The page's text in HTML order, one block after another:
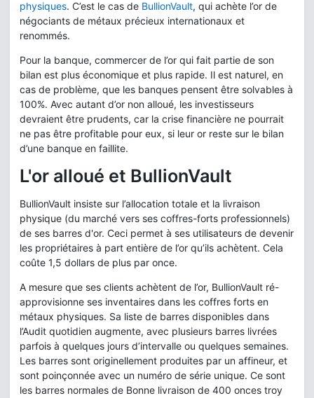
physiques. C’est le cas de BullionVault, qui achète l’or de
négociants de métaux précieux internationaux et
renommés.
Pour la banque, commercer de l’or qui fait partie de son
bilan est plus économique et plus rapide. Il est naturel, en
cas de problème, que les banques pensent être solvables à
100%. Avec autant d’or non alloué, les investisseurs
devraient être prudents, car la crise financière ne pourrait
ne pas être profitable pour eux, si leur or reste sur le bilan
d’une banque en faillite.
L'or alloué et BullionVault
BullionVault insiste sur l’allocation totale et la livraison
physique (du marché vers ses coffres-forts professionnels)
de ses barres d'or. Ceci permet à ses utilisateurs de devenir
les propriétaires à part entière de l’or qu’ils achètent. Cela
coûte 1,5 dollars de plus par once.
A mesure que ses clients achètent de l’or, BullionVault ré-
approvisionne ses inventaires dans les coffres forts en
métaux physiques. Sa liste de barres disponibles dans
l’Audit quotidien augmente, avec plusieurs barres livrées
parfois à quelques jours d’intervalle ou quelques semaines.
Les barres sont originellement produites par un affineur, et
sont poinçonnée avec un numéro de série unique. Ce sont
les barres normales de Bonne livraison de 400 onces troy